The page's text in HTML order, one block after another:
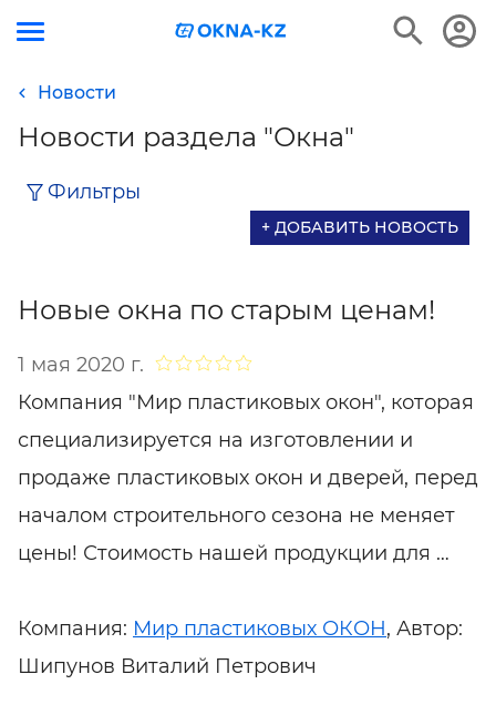
Новости
Новости раздела "Окна"
Фильтры
+ ДОБАВИТЬ НОВОСТЬ
Новые окна по старым ценам!
1 мая 2020 г.
Компания "Мир пластиковых окон", которая
специализируется на изготовлении и
продаже пластиковых окон и дверей, перед
началом строительного сезона не меняет
цены! Стоимость нашей продукции для …
Компания: Мир пластиковых ОКОН, Автор:
Шипунов Виталий Петрович